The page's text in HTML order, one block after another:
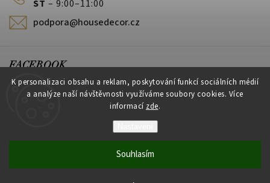
K personalizaci obsahu a reklam, poskytování funkcí sociálních médií
a analýze naší návštěvnosti využíváme soubory cookies. Více
informací zde.
Souhlasím
ST – 9:00–11:00
podpora@housedecor.cz
FACEBOOK